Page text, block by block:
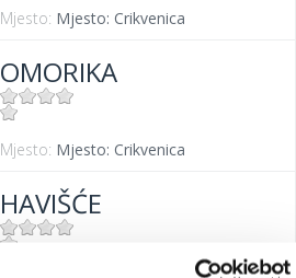
Mjesto: Mjesto: Crikvenica
OMORIKA
Mjesto: Mjesto: Crikvenica
HAVIŠĆE